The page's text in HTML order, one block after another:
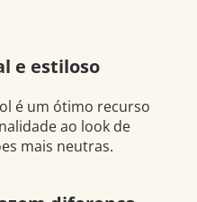
e estiloso
é um ótimo recurso
ao look de
mais neutras.